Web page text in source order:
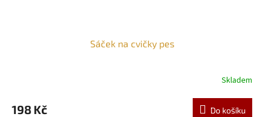
Sáček na cvičky pes
Skladem
198 Kč Do košíku